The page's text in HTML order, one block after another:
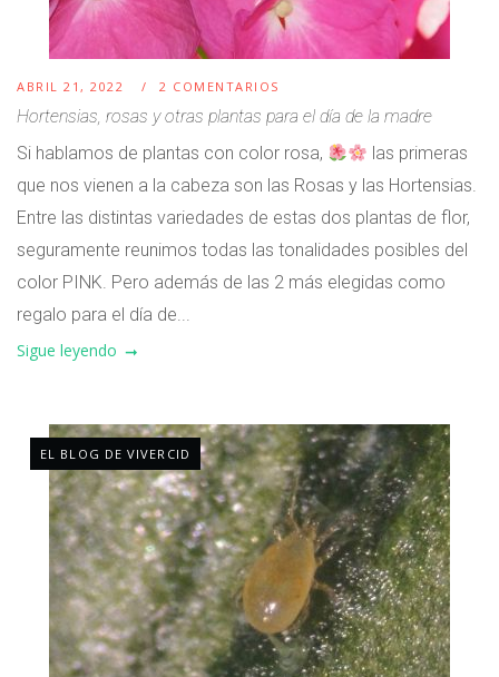
ABRIL 21, 2022 2 COMENTARIOS
Hortensias, rosas y otras plantas para el día de la madre
Si hablamos de plantas con color rosa,
las primeras
que nos vienen a la cabeza son las Rosas y las Hortensias.
Entre las distintas variedades de estas dos plantas de flor,
seguramente reunimos todas las tonalidades posibles del
color PINK. Pero además de las 2 más elegidas como
regalo para el día de...
Sigue leyendo
EL BLOG DE VIVERCID